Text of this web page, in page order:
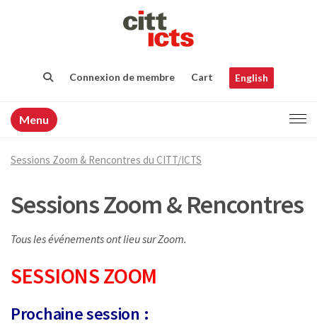
Connexion de membre Cart English
Menu
Sessions Zoom & Rencontres du CITT/ICTS
Sessions Zoom & Rencontres
Tous les événements ont lieu sur Zoom.
SESSIONS ZOOM
Prochaine session :